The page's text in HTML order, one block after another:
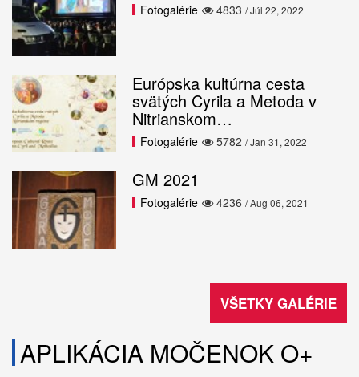
4833
Fotogalérie / Júl 22, 2022
Európska kultúrna cesta
svätých Cyrila a Metoda v
Nitrianskom…
5782
Fotogalérie / Jan 31, 2022
GM 2021
4236
Fotogalérie / Aug 06, 2021
VŠETKY GALÉRIE
APLIKÁCIA MOČENOK O+